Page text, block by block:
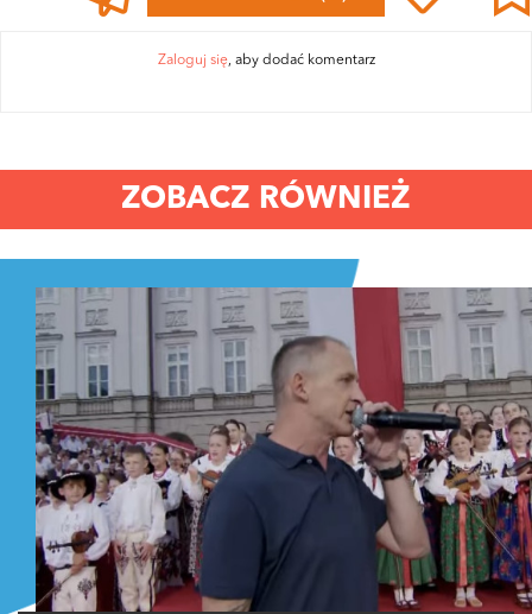
Zaloguj się, aby dodać komentarz
ZOBACZ RÓWNIEŻ